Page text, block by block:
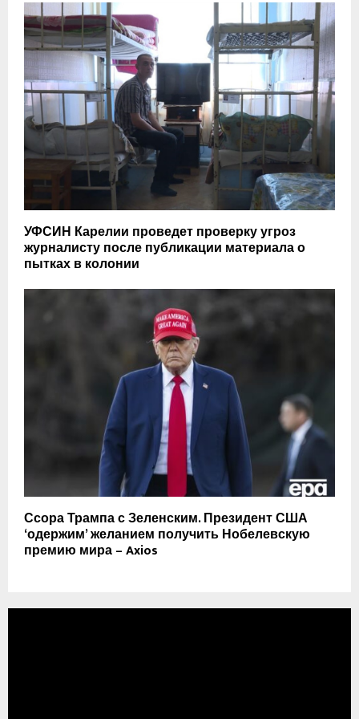
УФСИН Карелии проведет проверку угроз
журналисту после публикации материала о
пытках в колонии
Ссора Трампа с Зеленским. Президент США
‘одержим’ желанием получить Нобелевскую
премию мира – Axios